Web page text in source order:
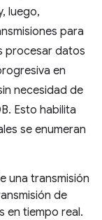
luego,
para
procesar datos
en
necesidad de
Esto habilita
se enumeran
una transmisión
de
en tiempo real.